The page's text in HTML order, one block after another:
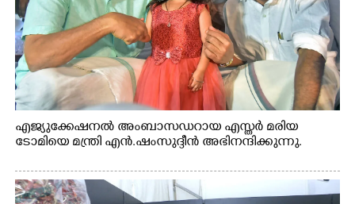
എജ്യുക്കേഷനൽ അംബാസഡറായ എസ്തർ മരിയ
ടോമിയെ മന്ത്രി എൻ.ഷംസുദ്ദീൻ അഭിനന്ദിക്കുന്നു.